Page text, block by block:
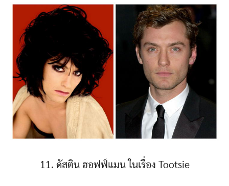
11. ดัสติน ฮอฟฟ์แมน ในเรื่อง Tootsie